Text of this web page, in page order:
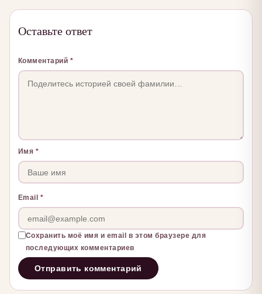
Оставьте ответ
Комментарий *
Имя *
Email *
Сохранить моё имя и email в этом браузере для
последующих комментариев